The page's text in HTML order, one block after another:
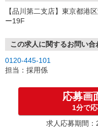
【品川第二支店】東京都港
ー19F
この求人に関するお問い合
0120-445-101
担当：採用係
応募画
1分で
求人応募期間